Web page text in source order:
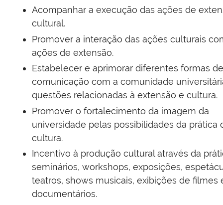
Acompanhar a execução das ações de
cultural.
Promover a interação das ações culturais
ações de extensão.
Estabelecer e aprimorar diferentes formas de
comunicação com a comunidade
questões relacionadas à extensão e cultura.
Promover o fortalecimento da imagem da
universidade pelas possibilidades da prática
cultura.
Incentivo à produção cultural através da
seminários, workshops, exposições,
teatros, shows musicais, exibições de filmes
documentários.